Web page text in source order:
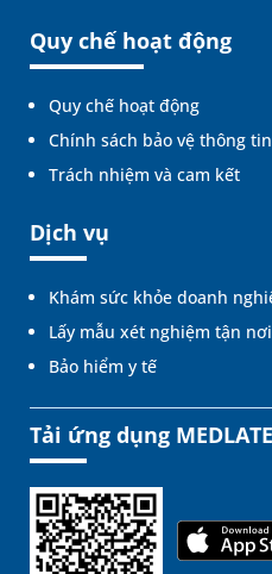
Quy chế hoạt động
Quy chế hoạt động
Chính sách bảo vệ thông tin
Trách nhiệm và cam kết
Dịch vụ
Khám sức khỏe doanh
Lấy mẫu xét nghiệm tận nơi
Bảo hiểm y tế
Tải ứng dụng